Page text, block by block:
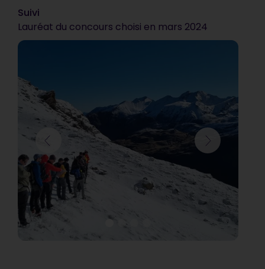
Suivi
Lauréat du concours choisi en mars 2024